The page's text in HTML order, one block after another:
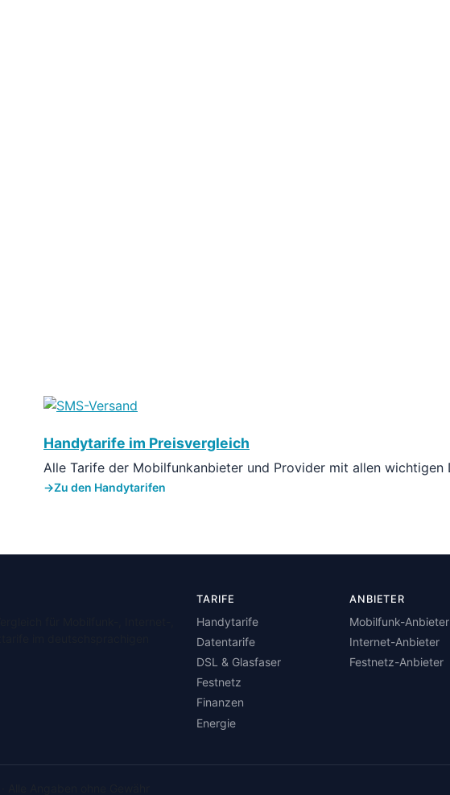
Handytarife im Preisvergleich
Alle Tarife der Mobilfunkanbieter und Provider mit allen
Zu den Handytarifen
TARIFE
Handytarife
Datentarife
DSL & Glasfaser
Festnetz
Finanzen
Energie
ANBIETER
Mobilfunk-Anbieter
Internet-Anbieter
Festnetz-Anbieter